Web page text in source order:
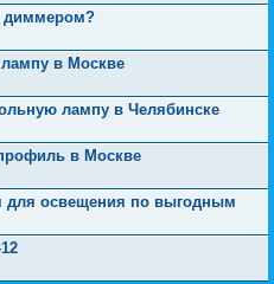
диммером?
лампу в Москве
лампу в Челябинске
профиль в Москве
для освещения по выгодным